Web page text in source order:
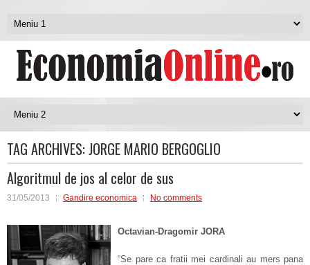
TAG ARCHIVES:JORGE MARIO BERGOGLIO
Algoritmul de jos al celor de sus
31/05/2013 Gandire economica No comments
Octavian-Dragomir JORA
“Se pare ca fratii mei cardinali au mers pana